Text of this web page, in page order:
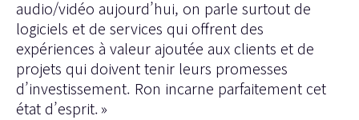
audio/vidéo aujourd’hui, on parle surtout de
logiciels et de services qui offrent des
expériences à valeur ajoutée aux clients et de
projets qui doivent tenir leurs promesses
d’investissement. Ron incarne parfaitement cet
état d’esprit. »